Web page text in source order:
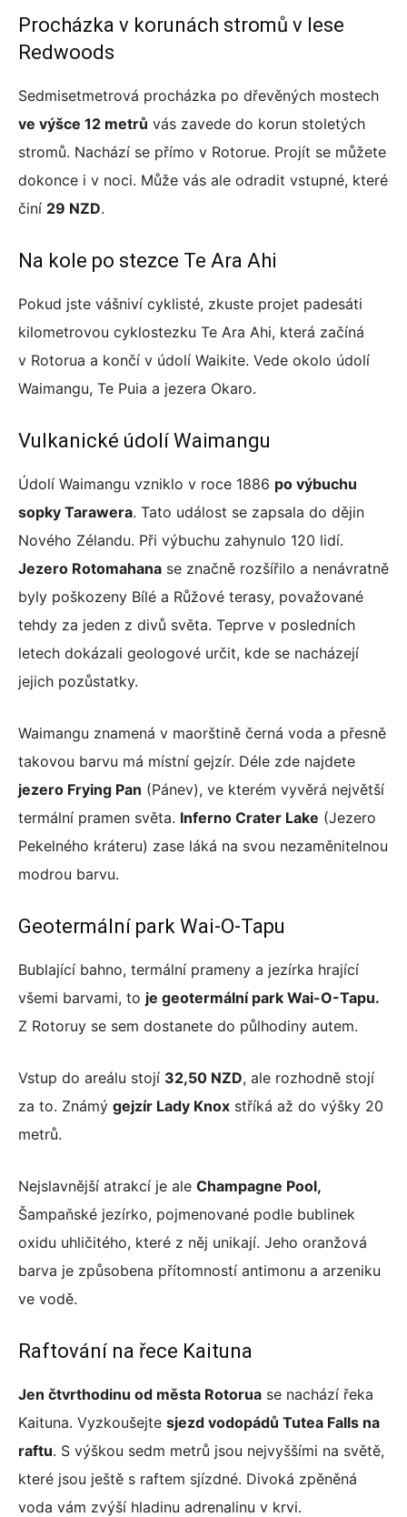
Procházka v korunách stromů v lese
Redwoods
Sedmisetmetrová procházka po dřevěných mostech
ve výšce 12 metrů vás zavede do korun stoletých
stromů. Nachází se přímo v Rotorue. Projít se můžete
dokonce i v noci. Může vás ale odradit vstupné, které
činí 29 NZD.
Na kole po stezce Te Ara Ahi
Pokud jste vášniví cyklisté, zkuste projet padesáti
kilometrovou cyklostezku Te Ara Ahi, která začíná
v Rotorua a končí v údolí Waikite. Vede okolo údolí
Waimangu, Te Puia a jezera Okaro.
Vulkanické údolí Waimangu
Údolí Waimangu vzniklo v roce 1886 po výbuchu
sopky Tarawera. Tato událost se zapsala do dějin
Nového Zélandu. Při výbuchu zahynulo 120 lidí.
Jezero Rotomahana se značně rozšířilo a nenávratně
byly poškozeny Bílé a Růžové terasy, považované
tehdy za jeden z divů světa. Teprve v posledních
letech dokázali geologové určit, kde se nacházejí
jejich pozůstatky.
Waimangu znamená v maorštině černá voda a přesně
takovou barvu má místní gejzír. Déle zde najdete
jezero Frying Pan (Pánev), ve kterém vyvěrá největší
termální pramen světa. Inferno Crater Lake (Jezero
Pekelného kráteru) zase láká na svou nezaměnitelnou
modrou barvu.
Geotermální park Wai-O-Tapu
Bublající bahno, termální prameny a jezírka hrající
všemi barvami, to je geotermální park Wai-O-Tapu.
Z Rotoruy se sem dostanete do půlhodiny autem.
Vstup do areálu stojí 32,50 NZD, ale rozhodně stojí
za to. Známý gejzír Lady Knox stříká až do výšky 20
metrů.
Nejslavnější atrakcí je ale Champagne Pool,
Šampaňské jezírko, pojmenované podle bublinek
oxidu uhličitého, které z něj unikají. Jeho oranžová
barva je způsobena přítomností antimonu a arzeniku
ve vodě.
Raftování na řece Kaituna
Jen čtvrthodinu od města Rotorua se nachází řeka
Kaituna. Vyzkoušejte sjezd vodopádů Tutea Falls na
raftu. S výškou sedm metrů jsou nejvyššími na světě,
které jsou ještě s raftem sjízdné. Divoká zpěněná
voda vám zvýší hladinu adrenalinu v krvi.